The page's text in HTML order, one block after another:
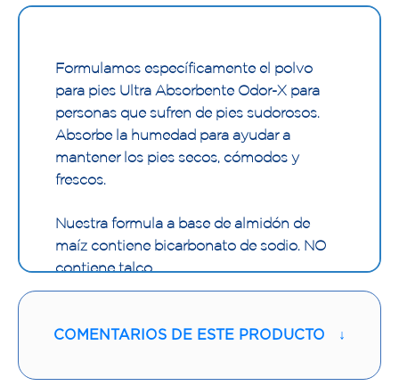
Formulamos específicamente el polvo
para pies Ultra Absorbente Odor-X para
personas que sufren de pies sudorosos.
Absorbe la humedad para ayudar a
mantener los pies secos, cómodos y
frescos.
Nuestra formula a base de almidón de
maíz contiene bicarbonato de sodio. NO
contiene talco
COMENTARIOS DE ESTE PRODUCTO ↓